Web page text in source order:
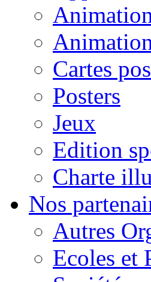
Cartes
Posters
Jeux
Edition
Charte
Nos
Autres
Ecoles et